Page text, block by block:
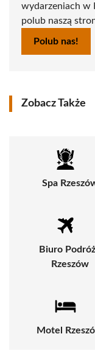
wydarzeniach w
polub naszą
Polub nas!
Zobacz Także
Spa
Biuro
Rzeszów
Motel